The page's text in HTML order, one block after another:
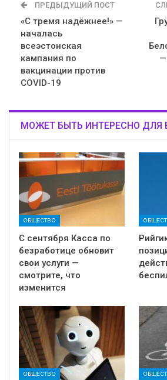
ПРЕДЫДУЩИЙ ПОСТ
«С тремя надёжнее!» —
началась
всеэстонская
кампания по
вакцинации против
COVID-19
—
МОЖЕТ БЫТЬ ИНТЕРЕСНО ДЛЯ
ОБЩЕСТВО
С сентября Касса по
безработице обновит
свои услуги —
смотрите, что
изменится
ОБЩЕСТВО